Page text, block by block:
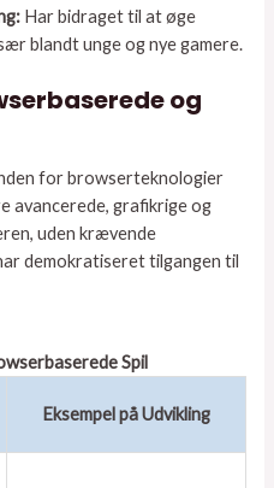
Har bidraget til at øge
blandt unge og nye gamere.
og
for browserteknologier
avancerede, grafikrige og
uden krævende
demokratiseret tilgangen til
Spil
Eksempel på Udvikling